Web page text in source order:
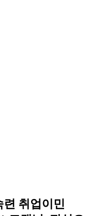
취업이민